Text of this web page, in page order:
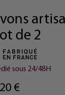
de 2
sous 24/48H
€